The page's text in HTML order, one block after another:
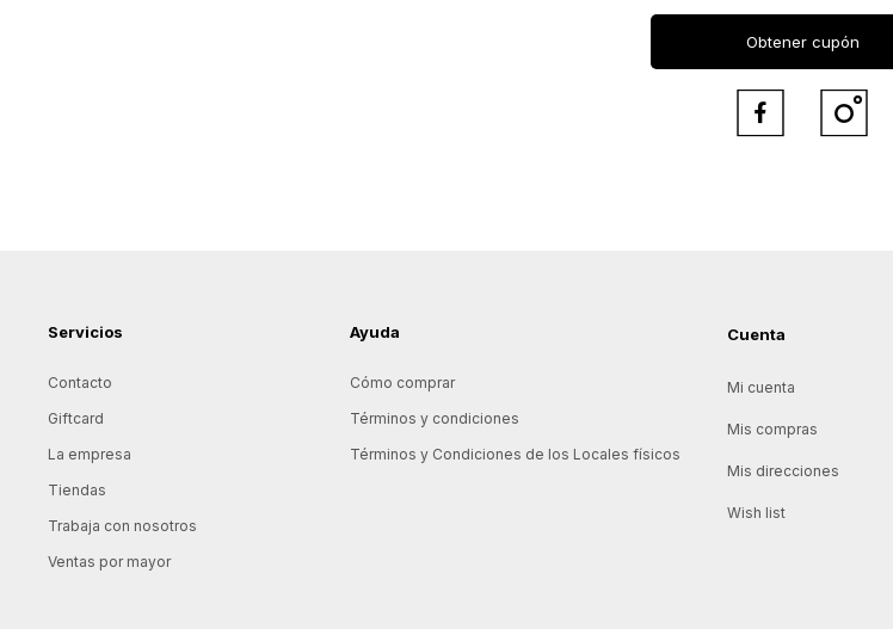
Servicios
Contacto
Giftcard
La empresa
Tiendas
Trabaja con nosotros
Ventas por mayor
Ayuda
Cómo comprar
Términos y condiciones
Términos y Condiciones de los Locales físicos
Cuenta
Mi cuenta
Mis compras
Mis direcciones
Wish list
Obtener cupón
 